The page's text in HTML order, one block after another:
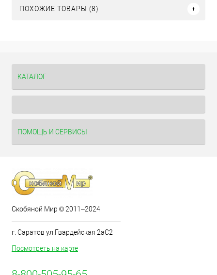
ПОХОЖИЕ ТОВАРЫ (8)
КАТАЛОГ
ПОМОЩЬ И СЕРВИСЫ
Скобяной Мир © 2011–2024
г. Саратов ул.Гвардейская 2аС2
Посмотреть на карте